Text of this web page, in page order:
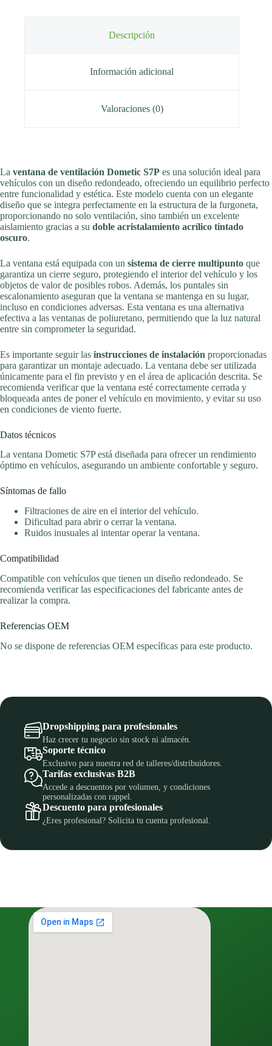
Descripción
Información adicional
Valoraciones (0)
La ventana de ventilación Dometic S7P es una solución ideal para
vehículos con un diseño redondeado, ofreciendo un equilibrio perfecto
entre funcionalidad y estética. Este modelo cuenta con un elegante
diseño que se integra perfectamente en la estructura de la furgoneta,
proporcionando no solo ventilación, sino también un excelente
aislamiento gracias a su doble acristalamiento acrílico tintado
oscuro.
La ventana está equipada con un sistema de cierre multipunto que
garantiza un cierre seguro, protegiendo el interior del vehículo y los
objetos de valor de posibles robos. Además, los puntales sin
escalonamiento aseguran que la ventana se mantenga en su lugar,
incluso en condiciones adversas. Esta ventana es una alternativa
efectiva a las ventanas de poliuretano, permitiendo que la luz natural
entre sin comprometer la seguridad.
Es importante seguir las instrucciones de instalación proporcionadas
para garantizar un montaje adecuado. La ventana debe ser utilizada
únicamente para el fin previsto y en el área de aplicación descrita. Se
recomienda verificar que la ventana esté correctamente cerrada y
bloqueada antes de poner el vehículo en movimiento, y evitar su uso
en condiciones de viento fuerte.
Datos técnicos
La ventana Dometic S7P está diseñada para ofrecer un rendimiento
óptimo en vehículos, asegurando un ambiente confortable y seguro.
Síntomas de fallo
Filtraciones de aire en el interior del vehículo.
Dificultad para abrir o cerrar la ventana.
Ruidos inusuales al intentar operar la ventana.
Compatibilidad
Compatible con vehículos que tienen un diseño redondeado. Se
recomienda verificar las especificaciones del fabricante antes de
realizar la compra.
Referencias OEM
No se dispone de referencias OEM específicas para este producto.
Dropshipping para profesionales
Haz crecer tu negocio sin stock ni almacén.
Soporte técnico
Exclusivo para nuestra red de talleres/distribuidores.
Tarifas exclusivas B2B
Accede a descuentos por volumen, y condiciones
personalizadas con rappel.
Descuento para profesionales
¿Eres profesional? Solicita tu cuenta profesional.